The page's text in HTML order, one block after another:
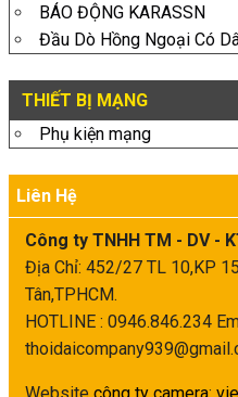
BÁO ĐỘNG KARASSN
Đầu Dò Hồng Ngoại Có
THIẾT BỊ MẠNG
Phụ kiện mạng
Liên Hệ
Công ty TNHH TM - DV -
Địa Chỉ: 452/27 TL 10,KP
Tân,TPHCM.
HOTLINE : 0946.846.234